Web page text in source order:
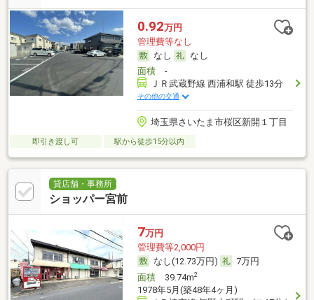
0.92万円
管理費等なし
なし
なし
面積-
ＪＲ武蔵野線 西浦和駅 徒歩13分
その他の交通
埼玉県さいたま市桜区新開１丁目
即引き渡し可 駅から徒歩15分以内
貸店舗・事務所
ショッパー宮前
7万円
管理費等2,000円
なし(12.73万円)
7万円
面積39.74m2
1978年5月(築48年4ヶ月)